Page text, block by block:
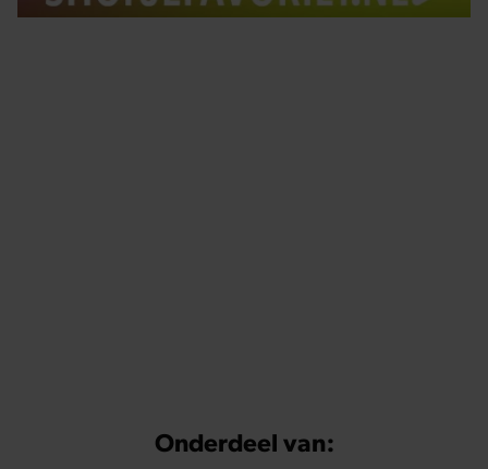
Onderdeel van: